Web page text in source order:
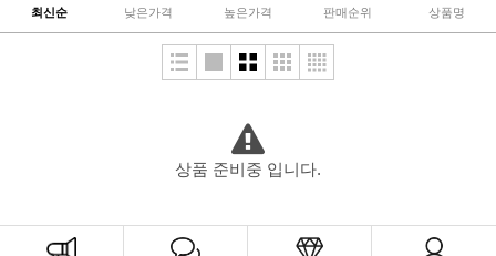
최신순 낮은가격 높은가격 판매순위 상품명
상품 준비중 입니다.